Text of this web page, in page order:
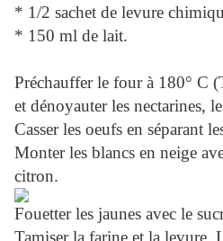
* 1/2 sachet de levure
* 150 ml de lait.
Préchauffer le four à 180° C
et dénoyauter les nectarines,
Casser les oeufs en séparant
Monter les blancs en neige
citron.
Fouetter les jaunes avec le
Tamiser la farine et la levure.